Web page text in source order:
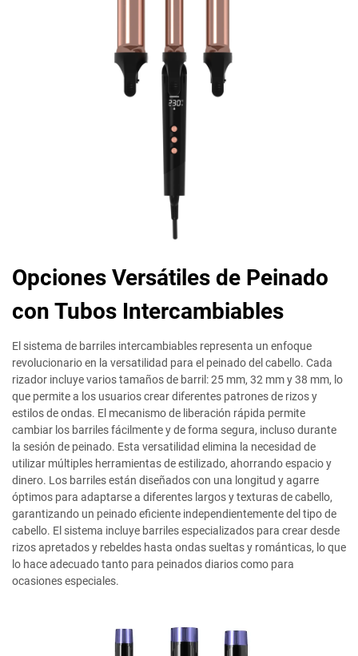
Opciones Versátiles de Peinado
con Tubos Intercambiables
El sistema de barriles intercambiables representa un enfoque
revolucionario en la versatilidad para el peinado del cabello. Cada
rizador incluye varios tamaños de barril: 25 mm, 32 mm y 38 mm, lo
que permite a los usuarios crear diferentes patrones de rizos y
estilos de ondas. El mecanismo de liberación rápida permite
cambiar los barriles fácilmente y de forma segura, incluso durante
la sesión de peinado. Esta versatilidad elimina la necesidad de
utilizar múltiples herramientas de estilizado, ahorrando espacio y
dinero. Los barriles están diseñados con una longitud y agarre
óptimos para adaptarse a diferentes largos y texturas de cabello,
garantizando un peinado eficiente independientemente del tipo de
cabello. El sistema incluye barriles especializados para crear desde
rizos apretados y rebeldes hasta ondas sueltas y románticas, lo que
lo hace adecuado tanto para peinados diarios como para
ocasiones especiales.